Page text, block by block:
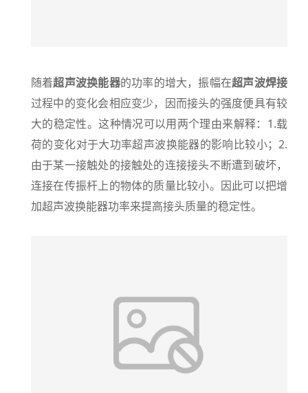
随着超声波换能器的功率的增大，振幅在超声波焊接
过程中的变化会相应变少，因而接头的强度便具有较
大的稳定性。这种情况可以用两个理由来解释：1.载
荷的变化对于大功率超声波换能器的影响比较小；2.
由于某一接触处的接触处的连接接头不断遭到破坏，
连接在传振杆上的物体的质量比较小。因此可以把增
加超声波换能器功率来提高接头质量的稳定性。